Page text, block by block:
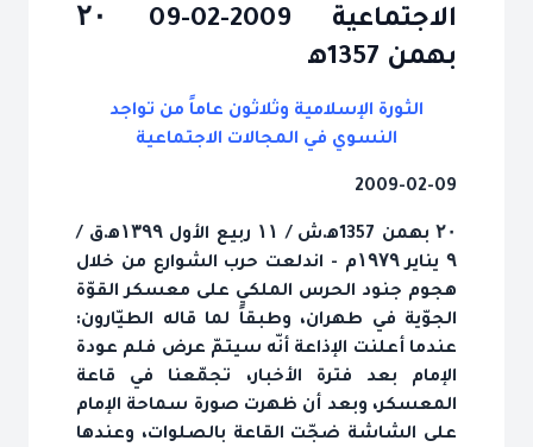
الاجتماعية 2009-02-09 ۲۰
بهمن 1357ﻫ
الثورة الإسلامية وثلاثون عاماً من تواجد
النسوي في المجالات الاجتماعية
2009-02-09
۲۰ بهمن 1357ﻫ.ش / ۱۱ ربيع الأول ۱۳۹۹ﻫ.ق /
۹ يناير ۱۹۷۹م - اندلعت حرب الشوارع من خلال
هجوم جنود الحرس الملكي على معسكر القوّة
الجوّية في طهران، وطبقاً لما قاله الطيّارون:
عندما أعلنت الإذاعة أنّه سيتمّ عرض فلم عودة
الإمام بعد فترة الأخبار، تجمّعنا في قاعة
المعسكر، وبعد أن ظهرت صورة سماحة الإمام
على الشاشة ضجّت القاعة بالصلوات، وعندها